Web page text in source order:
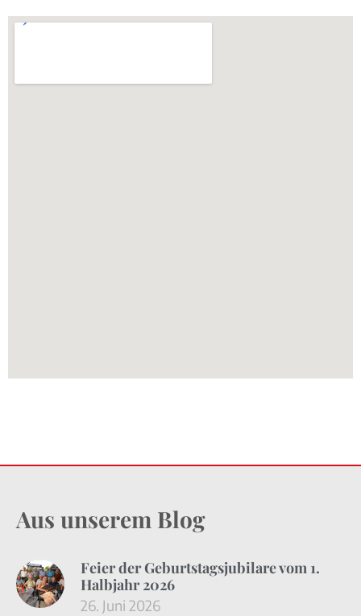
Aus unserem Blog
Feier der Geburtstagsjubilare vom 1.
Halbjahr 2026
26. Juni 2026